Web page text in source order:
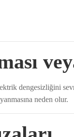
dengesizliğini
neden olur.